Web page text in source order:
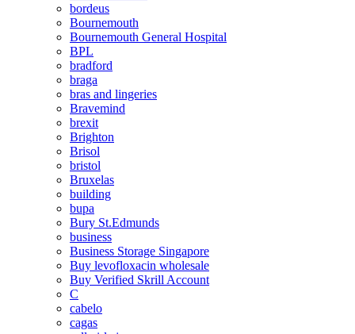
bordeus
Bournemouth
Bournemouth General Hospital
BPL
bradford
braga
bras and lingeries
Bravemind
brexit
Brighton
Brisol
bristol
Bruxelas
building
bupa
Bury St.Edmunds
business
Business Storage Singapore
Buy levofloxacin wholesale
Buy Verified Skrill Account
C
cabelo
cagas